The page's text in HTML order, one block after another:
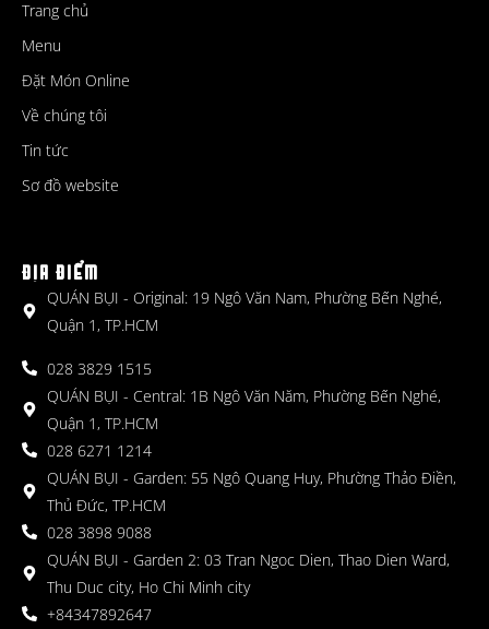
Trang chủ
Menu
Đặt Món Online
Về chúng tôi
Tin tức
Sơ đồ website
ĐỊA ĐIỂM
QUÁN BỤI - Original: 19 Ngô Văn Nam, Phường Bến Nghé,
Quận 1, TP.HCM
028 3829 1515
QUÁN BỤI - Central: 1B Ngô Văn Năm, Phường Bến Nghé,
Quận 1, TP.HCM
028 6271 1214
QUÁN BỤI - Garden: 55 Ngô Quang Huy, Phường Thảo Điền,
Thủ Đức, TP.HCM
028 3898 9088
QUÁN BỤI - Garden 2: 03 Tran Ngoc Dien, Thao Dien Ward,
Thu Duc city, Ho Chi Minh city
+84347892647